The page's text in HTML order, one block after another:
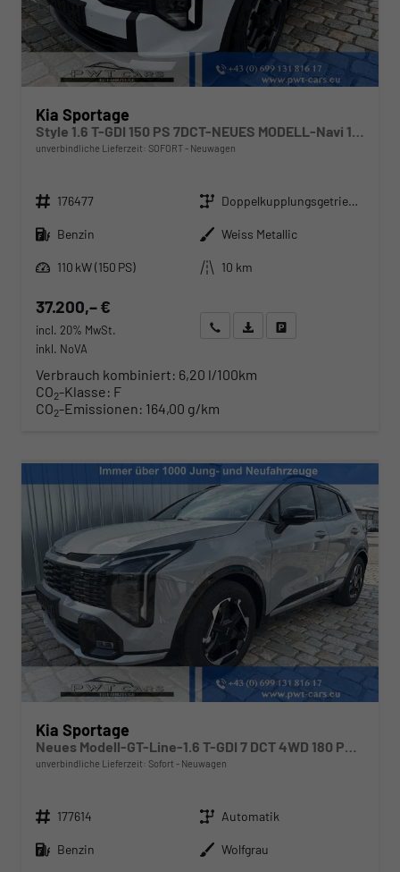
Kia Sportage
Style 1.6 T-GDI 150 PS 7DCT-NEUES MODELL-Navi 12,3 Zoll-ACC-Rückfahrkamera-Teilleder-el. Sitze-Klimaautomatik-4xSHZ-LED-18''Alu-Sofort
unverbindliche Lieferzeit: SOFORT Neuwagen
Fahrzeugnr. 176477 Getriebe
Doppelkupplungsgetriebe (DSG)
Kraftstoff Benzin Außenfarbe Weiss Metallic
Leistung
110 kW (150 PS) Kilometerstand 10 km
37.200,– €
incl. 20% MwSt.
inkl. NoVA
Wir rufen Sie anAngebot drucken (PDF)
Verbrauch kombiniert: 6,20 l/100km
CO2-Klasse: F
CO2-Emissionen: 164,00 g/km
Kia Sportage
unverbindliche Lieferzeit: Sofort Neuwagen
Fahrzeugnr. 177614 Getriebe Automatik
Kraftstoff
Benzin Außenfarbe Wolfgrau